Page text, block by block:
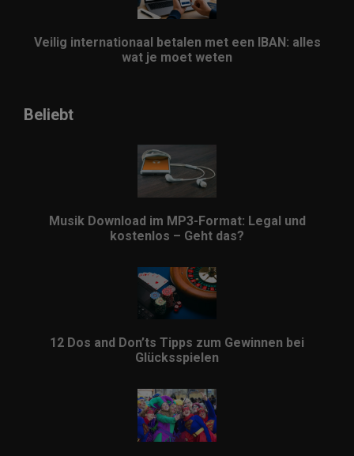
Veilig internationaal betalen met een IBAN: alles
wat je moet weten
Beliebt
Musik Download im MP3-Format: Legal und
kostenlos – Geht das?
12 Dos and Don’ts Tipps zum Gewinnen bei
Glücksspielen